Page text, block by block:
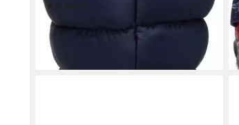
49,50 €
lieferbar - in 1-2 Werktagen bei dir